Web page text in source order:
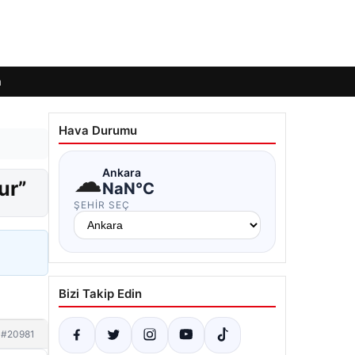
#20981
Hava Durumu
☁Ankara
NaN°C
ŞEHIR SEÇ
Bizi Takip Edin